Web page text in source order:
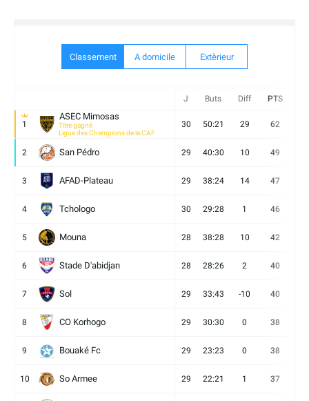
Classement A domicile Extèrieur
J Buts Diff PTS
1
ASEC Mimosas
Titre gagné
Ligue des Champions de la CAF
30 50:21 29 62
2 San Pédro 29 40:30 10 49
3 AFAD-Plateau 29 38:24 14 47
4 Tchologo 30 29:28 1 46
5 Mouna 28 38:28 10 42
6 Stade D'abidjan 28 28:26 2 40
7 Sol 29 33:43 -10 40
8 CO Korhogo 29 30:30 0 38
9 Bouaké Fc 29 23:23 0 38
10 So Armee 29 22:21 1 37